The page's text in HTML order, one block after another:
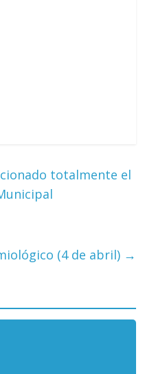
totalmente el
(4 de abril) →